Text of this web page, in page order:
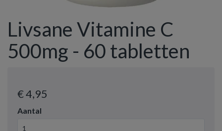
Livsane Vitamine C
500mg - 60 tabletten
€ 4,95
Aantal